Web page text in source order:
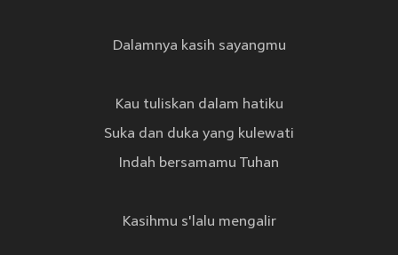
Dalamnya kasih sayangmu
Kau tuliskan dalam hatiku
Suka dan duka yang kulewati
Indah bersamamu Tuhan
Kasihmu s'lalu mengalir